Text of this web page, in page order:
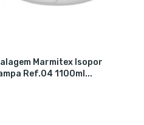
Marmitex Isopor
Ref.04 1100ml...